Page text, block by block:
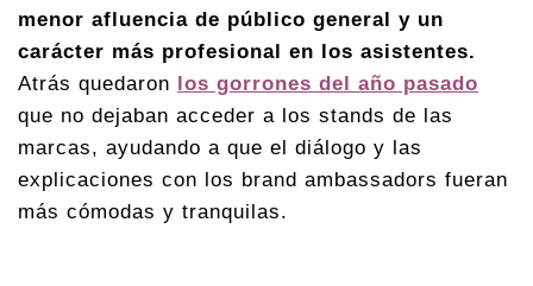
menor afluencia de público general y un
carácter más profesional en los asistentes.
Atrás quedaron los gorrones del año pasado
que no dejaban acceder a los stands de las
marcas, ayudando a que el diálogo y las
explicaciones con los brand ambassadors fueran
más cómodas y tranquilas.